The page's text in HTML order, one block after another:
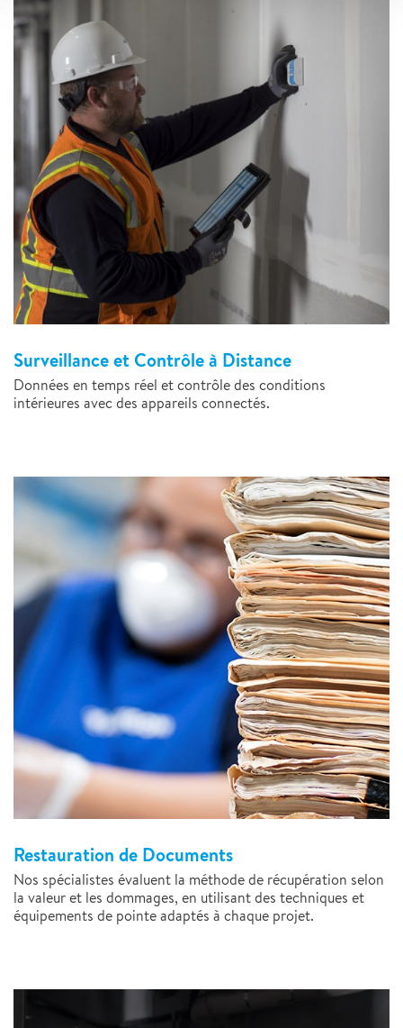
Surveillance et Contrôle à Distance
Données en temps réel et contrôle des conditions
intérieures avec des appareils connectés.
Restauration de Documents
Nos spécialistes évaluent la méthode de récupération selon
la valeur et les dommages, en utilisant des techniques et
équipements de pointe adaptés à chaque projet.